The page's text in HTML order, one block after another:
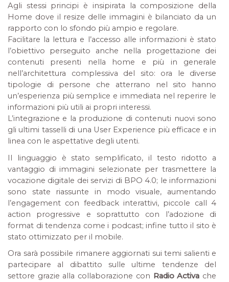
Agli stessi principi è insipirata la composizione della
Home dove il resize delle immagini è bilanciato da un
rapporto con lo sfondo più ampio e regolare.
Facilitare la lettura e l’accesso alle informazioni è stato
l’obiettivo perseguito anche nella progettazione dei
contenuti presenti nella home e più in generale
nell’architettura complessiva del sito: ora le diverse
tipologie di persone che atterrano nel sito hanno
un’esperienza più semplice e immediata nel reperire le
informazioni più utili ai propri interessi.
L’integrazione e la produzione di contenuti nuovi sono
gli ultimi tasselli di una User Experience più efficace e in
linea con le aspettative degli utenti.
Il linguaggio è stato semplificato, il testo ridotto a
vantaggio di immagini selezionate per trasmettere la
vocazione digitale dei servizi di BPO 4.0; le informazioni
sono state riassunte in modo visuale, aumentando
l’engagement con feedback interattivi, piccole call 4
action progressive e soprattutto con l’adozione di
format di tendenza come i podcast; infine tutto il sito è
stato ottimizzato per il mobile.
Ora sarà possibile rimanere aggiornati sui temi salienti e
partecipare al dibattito sulle ultime tendenze del
settore grazie alla collaborazione con Radio Activa che